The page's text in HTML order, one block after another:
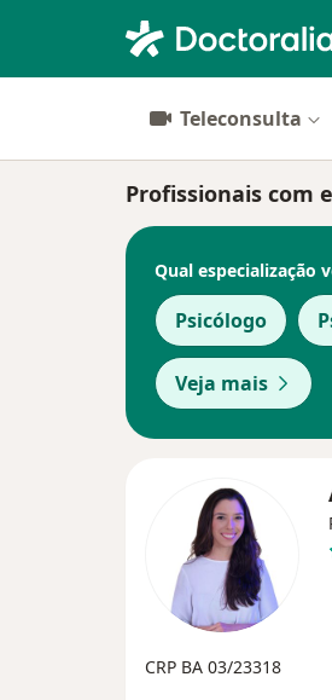
Teleconsulta
Profissionais com
Qual especialização
Psicólogo
Veja mais
CRP BA 03/23318